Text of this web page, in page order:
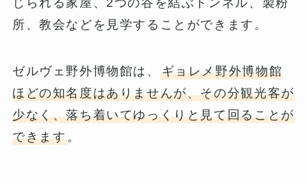
所、教会などを見学することができます。
ゼルヴェ野外博物館は、 ギョレメ野外博物館
ほどの知名度はありませんが、その分観光客が
少なく、落ち着いてゆっくりと見て回ることが
できます。